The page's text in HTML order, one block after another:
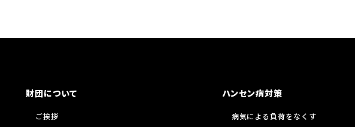
財団について
ご挨拶
ハンセン病対策
病気による負荷をなくす